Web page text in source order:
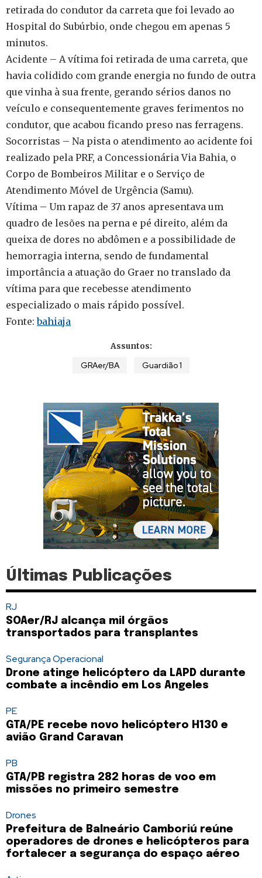
retirada do condutor da carreta que foi levado ao
Hospital do Subúrbio, onde chegou em apenas 5
minutos.
Acidente – A vítima foi retirada de uma carreta, que
havia colidido com grande energia no fundo de outra
que vinha à sua frente, gerando sérios danos no
veículo e consequentemente graves ferimentos no
condutor, que acabou ficando preso nas ferragens.
Socorristas – Na pista o atendimento ao acidente foi
realizado pela PRF, a Concessionária Via Bahia, o
Corpo de Bombeiros Militar e o Serviço de
Atendimento Móvel de Urgência (Samu).
Vítima – Um rapaz de 37 anos apresentava um
quadro de lesões na perna e pé direito, além da
queixa de dores no abdômen e a possibilidade de
hemorragia interna, sendo de fundamental
importância a atuação do Graer no translado da
vítima para que recebesse atendimento
especializado o mais rápido possível.
Fonte:bahiaja
Assuntos:
GRAer/BA Guardião 1
Últimas Publicações
RJ
SOAer/RJ alcança mil órgãos
transportados para transplantes
Segurança Operacional
Drone atinge helicóptero da LAPD durante
combate a incêndio em Los Angeles
PE
GTA/PE recebe novo helicóptero H130 e
avião Grand Caravan
PB
GTA/PB registra 282 horas de voo em
missões no primeiro semestre
Drones
Prefeitura de Balneário Camboriú reúne
operadores de drones e helicópteros para
fortalecer a segurança do espaço aéreo